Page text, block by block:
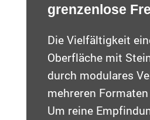
grenzenlose
Die Vielfältigkeit
Oberfläche mit
durch modulares
mehreren
Um reine